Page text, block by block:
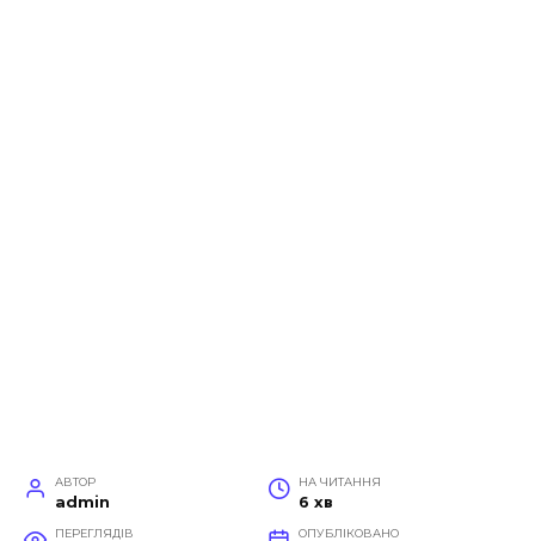
АВТОР
admin
НА ЧИТАННЯ
6 хв
ПЕРЕГЛЯДІВ ОПУБЛІКОВАНО